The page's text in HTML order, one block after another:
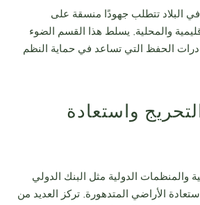
في البلاد تتطلب جهودًا منسقة على
والمحلية. يسلط هذا القسم الضوء
الحفظ التي تساعد في حماية النظم
واستعادة
والمنظمات الدولية مثل البنك الدولي
الأراضي المتدهورة. تركز العديد من